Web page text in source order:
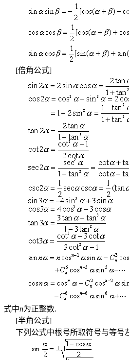
[倍角公式]
式中n为正整数.
[半角公式]
下列公式中根号所取符号与等号